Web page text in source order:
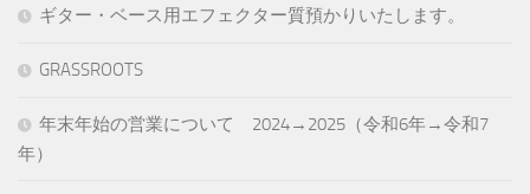
ギター・ベース用エフェクター質預かりいたします。
GRASSROOTS
年末年始の営業について 2024→2025（令和6年→令和7
年）